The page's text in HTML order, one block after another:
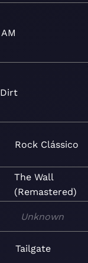
AM
Dirt
Rock Clássico
The Wall
(Remastered)
Unknown
Tailgate